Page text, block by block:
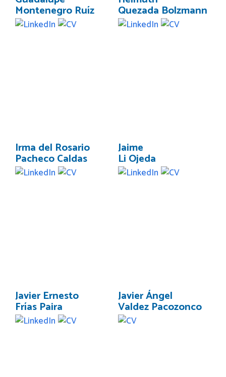
Montenegro Ruíz Quezada Bolzmann
Irma del Rosario
Pacheco Caldas
Jaime
Li Ojeda
Javier Ernesto
Frías Paira
Javier Ángel
Valdez Pacozonco